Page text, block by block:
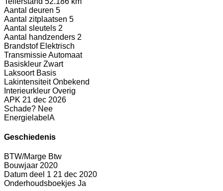
Aantal deuren 5
Aantal zitplaatsen 5
Aantal sleutels 2
Aantal handzenders 2
Brandstof Elektrisch
TransmissieAutomaat
Basiskleur Zwart
Laksoort Basis
Lakintensiteit Onbekend
Interieurkleur Overig
APK 21 dec 2026
Schade? Nee
Energielabel A
Geschiedenis
BTW/Marge Btw
Bouwjaar 2020
Datum deel 1 21 dec 2020
Onderhoudsboekjes Ja